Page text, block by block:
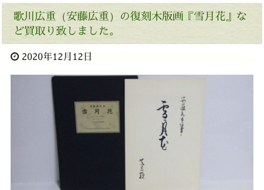
歌川広重（安藤広重）の復刻木版画『雪月花』な
ど買取り致しました。
2020年12月12日